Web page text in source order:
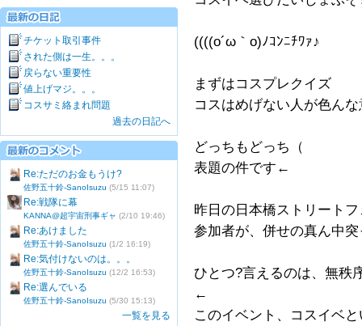
チケット取引事件
された側は一生。。。
戻らない重要性
値上げマジ。。。
コスサミ絡まれ問題
過去の日記へ
Re:ただのお金もうけ?
佐野五十鈴-SanoIsuzu (5/15 11:07)
Re:戦隊に幕
KANNA@超宇宙刑事ギャ (2/10 19:46)
Re:あけました
佐野五十鈴-SanoIsuzu (1/2 16:19)
Re:気付けないのは。。。
佐野五十鈴-SanoIsuzu (12/2 16:53)
Re:選んでいる
佐野五十鈴-SanoIsuzu (5/30 15:13)
一覧を見る
((((o´ω｀o)ﾉｺﾝﾆﾁﾜｧ♪
まずはコスプレクイズ
コスはめげない人が色ん
どっちもどっち（
表題の件です←
昨日の日本橋ストリート
参加者が、併せの真ん中
ひとつ?言えるのは、無秩
←
このイベント、コスイベ